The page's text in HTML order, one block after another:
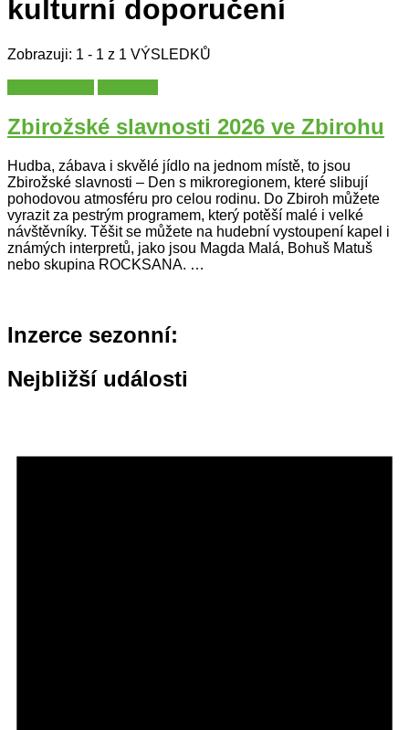
kulturní doporučení
Zobrazuji: 1 - 1 z 1 VÝSLEDKŮ
Zbirožské slavnosti 2026 ve Zbirohu
Hudba, zábava i skvělé jídlo na jednom místě, to jsou
Zbirožské slavnosti – Den s mikroregionem, které slibují
pohodovou atmosféru pro celou rodinu. Do Zbiroh můžete
vyrazit za pestrým programem, který potěší malé i velké
návštěvníky. Těšit se můžete na hudební vystoupení kapel i
známých interpretů, jako jsou Magda Malá, Bohuš Matuš
nebo skupina ROCKSANA. …
Inzerce sezonní:
Nejbližší události